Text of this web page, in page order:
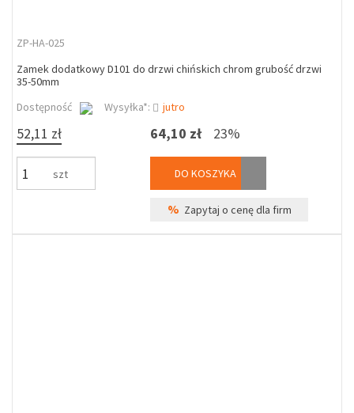
ZP-HA-025
Zamek dodatkowy D101 do drzwi chińskich chrom grubość drzwi
35-50mm
Dostępność
Wysyłka*: jutro
52,11 zł
szt
64,10 zł 23%
DO KOSZYKA
% Zapytaj o cenę dla firm